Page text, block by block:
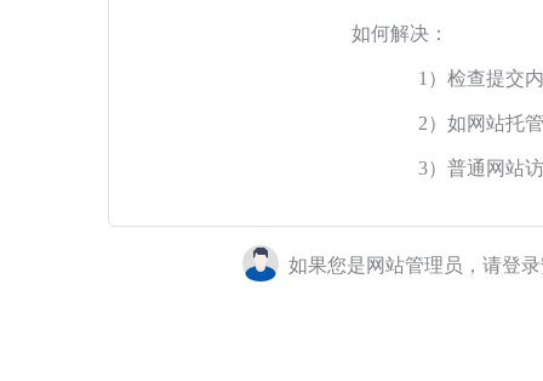
如何解决：
1）检查提交
2）如网站托
3）普通网站
如果您是网站管理员，请登